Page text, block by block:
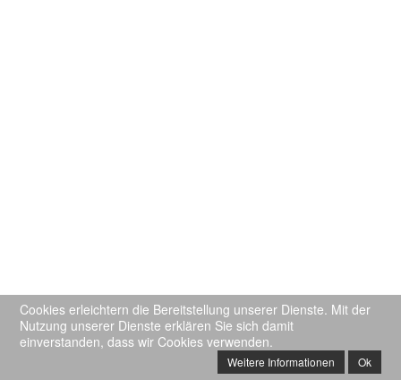
Cookies erleichtern die Bereitstellung unserer Dienste. Mit der
Nutzung unserer Dienste erklären Sie sich damit
einverstanden, dass wir Cookies verwenden.
Weitere Informationen Ok